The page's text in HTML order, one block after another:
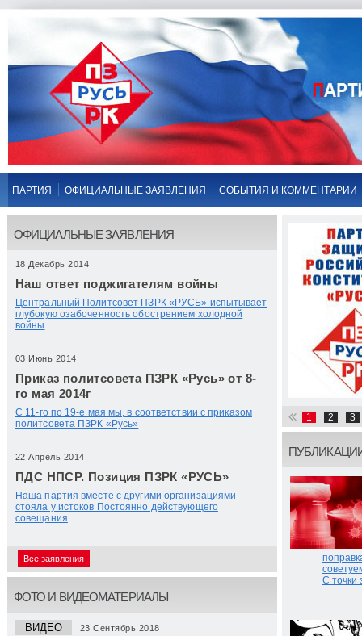
ПАРТИЯ ОФИЦИАЛЬНЫЕ ЗАЯВЛЕНИЯ СОБЫТИЯ И КОММЕНТАРИИ
ОФИЦИАЛЬНЫЕ ЗАЯВЛЕНИЯ
18 Декабрь 2014
Наш ответ поджигателям войны
Центральный Политсовет ПЗРК «РУСЬ» испытывает
глубокую озабоченность обострением холодной
войны
03 Июнь 2014
Приказ политсовета ПЗРК «Русь» от 8-
го мая 2014г
С 11-го по 19-е мая мы, в соответствии с приказом
политсовета ПЗРК «Русь»
22 Апрель 2014
ПДС НПСР. Позиция ПЗРК «РУСЬ»
Наша партия вместе с другими организациями
стояла у истоков Постоянно действующего
совещания
Все заявления
ФОТО И ВИДЕОМАТЕРИАЛЫ
ВИДЕО 23 Сентябрь 2018
1 2 3
С точки